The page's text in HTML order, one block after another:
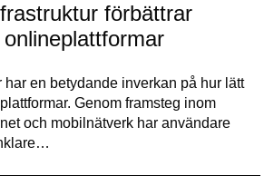
förbättrar
har en betydande inverkan på hur lätt
Genom framsteg inom
och mobilnätverk har användare